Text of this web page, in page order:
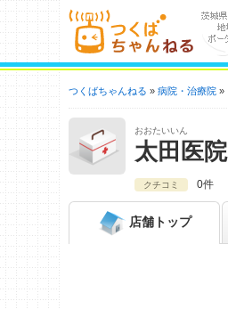
つくばちゃんねる 病院・治療院
おおたいいん
太田医院
クチコミ 0件
店舗 トップ